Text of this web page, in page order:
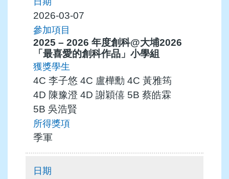
2026-03-07
2025 – 2026 年度創科@大埔2026
「最喜愛的創科作品」小學組
4C 李子悠 4C 盧樺勳 4C 黃雅筠
4D 陳豫澄 4D 謝穎僖 5B 蔡皓霖
5B 吳浩賢
季軍